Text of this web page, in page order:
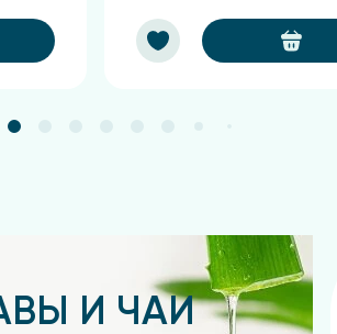
и восстановлению кожи, а
4, продукт «Союз» (кокосовое,
эфирное масло чайного дерева,
кемабен 2Е.И ЧАИ